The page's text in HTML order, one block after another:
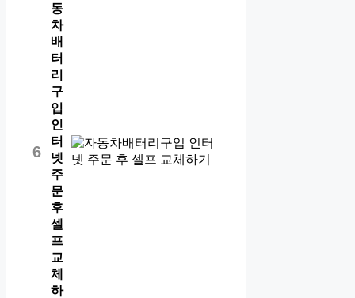
6
동
차
배
터
리
구
입
인
터
넷
주
문
후
셀
프
교
체
하